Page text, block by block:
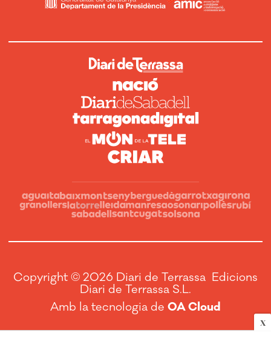
X
Copyright © 2026 Diari de Terrassa Edicions
Diari de Terrassa S.L.
Amb la tecnologia de OA Cloud